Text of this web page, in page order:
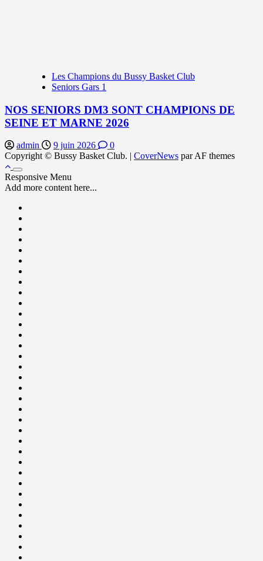
Les Champions du Bussy Basket Club
Seniors Gars 1
NOS SENIORS DM3 SONT CHAMPIONS DE
SEINE ET MARNE 2026
admin 9 juin 2026
0
Copyright © Bussy Basket Club. | CoverNews par AF themes
Responsive Menu
Add more content here...